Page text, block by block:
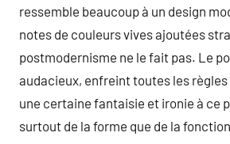
ressemble beaucoup à un design
notes de couleurs vives ajoutées
postmodernisme ne le fait pas. Le
audacieux, enfreint toutes les
une certaine fantaisie et ironie à ce
surtout de la forme que de la